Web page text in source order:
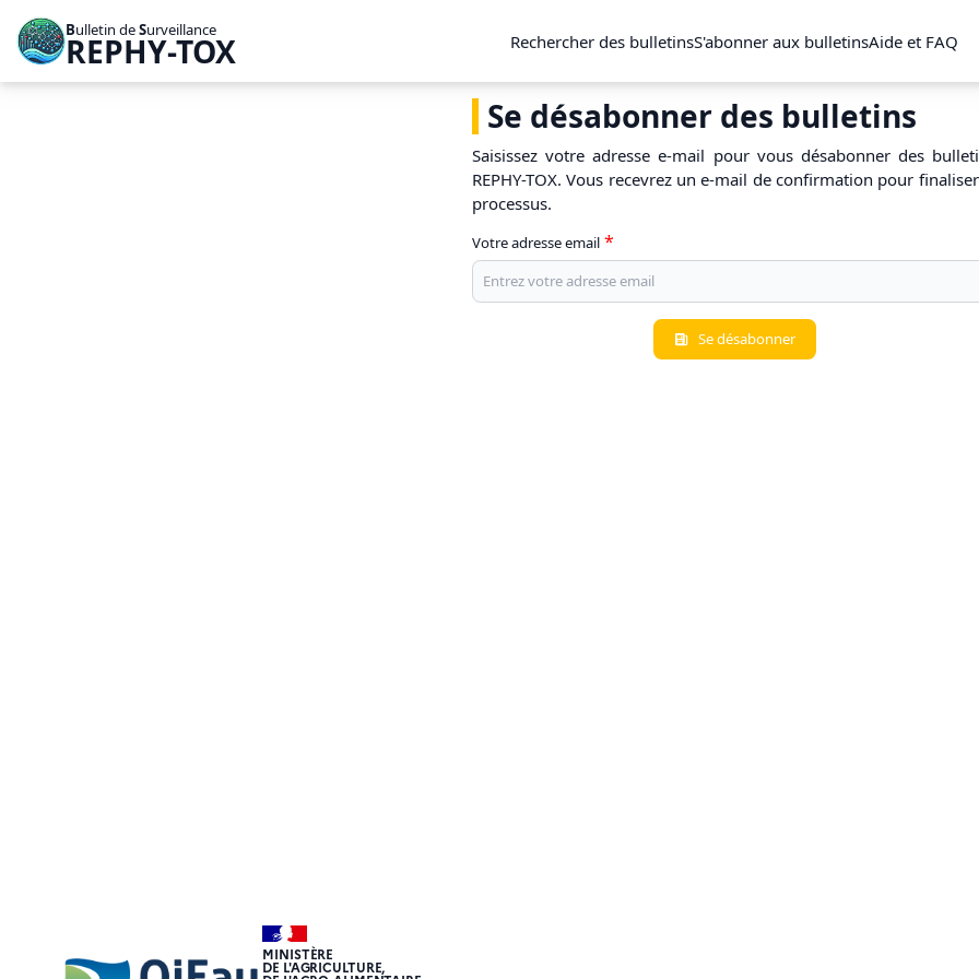
Bulletin deSurveillance
REPHY-TOX Rechercher des bulletinsS'abonner aux bulletinsAide et FAQ
Se désabonner des bulletins
Saisissez votre adresse e-mail pour vous désabonner des
REPHY-TOX. Vous recevrez un e-mail de confirmation pour
processus.
Votre adresse email
Se désabonner
MINISTÈRE
DE L'AGRICULTURE,